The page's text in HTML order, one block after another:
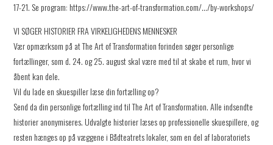
17-21. Se program: https://www.the-art-of-transformation.com/…/by-workshops/
VI SØGER HISTORIER FRA VIRKELIGHEDENS MENNESKER
Vær opmærksom på at The Art of Transformation forinden søger personlige
fortællinger, som d. 24. og 25. august skal være med til at skabe et rum, hvor vi
åbent kan dele.
Vil du lade en skuespiller læse din fortælling op?
Send da din personlige fortælling ind til The Art of Transformation. Alle indsendte
historier anonymiseres. Udvalgte historier læses op professionelle skuespillere, og
resten hænges op på væggene i Bådteatrets lokaler, som en del af laboratoriets